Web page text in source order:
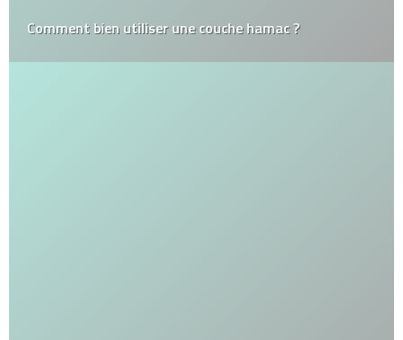
Comment bien utiliser une couche hamac ?